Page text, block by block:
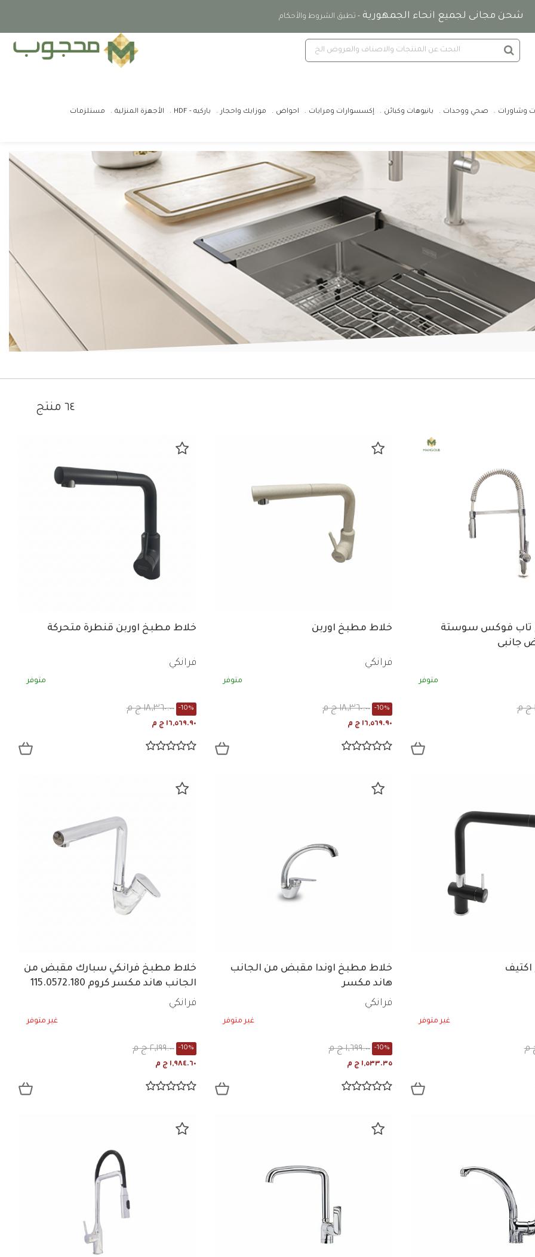
شحن مجانى لجميع انحاء الجمهورية - تطبق الشروط والأحكام
وشاورات صحي ووحدات بانيوهات وكبائن إكسسوارات ومرايات احواض موزايك واحجار باركيه - HDF الأجهزة المنزلية مستلزمات
٦٤ منتج
تاب فوكس سوستة
جانبى
متوفر
خلاط مطبخ اوربن
فرانكي
متوفر
١٨,٣٦٠.٠٠ ج م -10%
١٦,٥٦٩.٩٠ ج م
خلاط مطبخ اوربن قنطرة متحركة
فرانكي
متوفر
١٨,٣٦٠.٠٠ ج م -10%
١٦,٥٦٩.٩٠ ج م
غير متوفر
خلاط مطبخ اوندا مقبض من الجانب
هاند مكسر
فرانكي
غير متوفر
١,٦٩٩.٠٠ ج م -10%
١,٥٣٣.٣٥ ج م
خلاط مطبخ فرانكي سبارك مقبض من
الجانب هاند مكسر كروم 115.0572.180
فرانكي
غير متوفر
٢,١٩٩.٠٠ ج م -10%
١,٩٨٤.٦٠ ج م